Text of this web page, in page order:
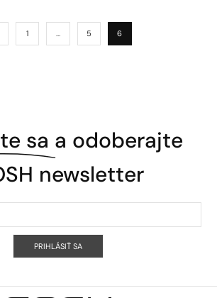
1 … 5 6
sa a odoberajte
newsletter
PRIHLÁSIŤ SA